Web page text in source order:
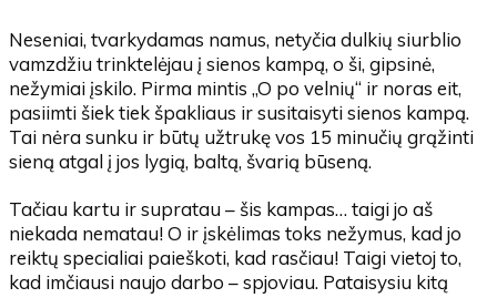
Neseniai, tvarkydamas namus, netyčia dulkių siurblio
vamzdžiu trinktelėjau į sienos kampą, o ši, gipsinė,
nežymiai įskilo. Pirma mintis „O po velnių“ ir noras eit,
pasiimti šiek tiek špakliaus ir susitaisyti sienos kampą.
Tai nėra sunku ir būtų užtrukę vos 15 minučių grąžinti
sieną atgal į jos lygią, baltą, švarią būseną.
Tačiau kartu ir supratau – šis kampas… taigi jo aš
niekada nematau! O ir įskėlimas toks nežymus, kad jo
reiktų specialiai paieškoti, kad rasčiau! Taigi vietoj to,
kad imčiausi naujo darbo – spjoviau. Pataisysiu kitą